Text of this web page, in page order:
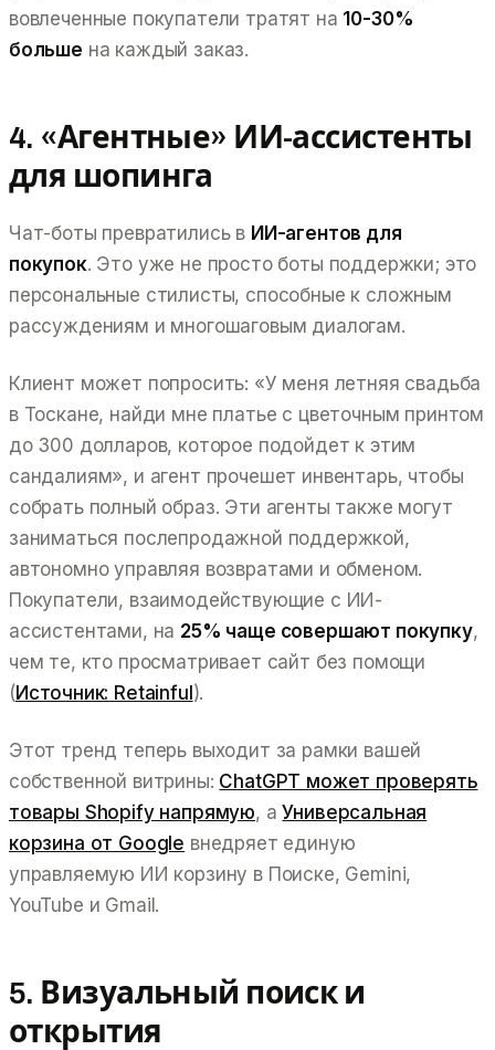
вовлеченные покупатели тратят на 10-30%
больше на каждый заказ.
4. «Агентные» ИИ-ассистенты
для шопинга
Чат-боты превратились в ИИ-агентов для
покупок. Это уже не просто боты поддержки; это
персональные стилисты, способные к сложным
рассуждениям и многошаговым диалогам.
Клиент может попросить: «У меня летняя свадьба
в Тоскане, найди мне платье с цветочным принтом
до 300 долларов, которое подойдет к этим
сандалиям», и агент прочешет инвентарь, чтобы
собрать полный образ. Эти агенты также могут
заниматься послепродажной поддержкой,
автономно управляя возвратами и обменом.
Покупатели, взаимодействующие с ИИ-
ассистентами, на 25% чаще совершают покупку,
чем те, кто просматривает сайт без помощи
(Источник: Retainful).
Этот тренд теперь выходит за рамки вашей
собственной витрины: ChatGPT может проверять
товары Shopify напрямую, аУниверсальная
корзина от Google внедряет единую
управляемую ИИ корзину в Поиске, Gemini,
YouTube и Gmail.
5. Визуальный поиск и
открытия